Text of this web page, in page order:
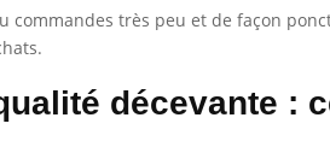
commandes très peu et de façon
décevante :